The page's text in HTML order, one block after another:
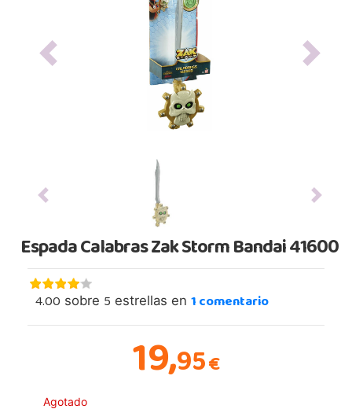
Previous Next
Previous Next
Espada Calabras Zak Storm Bandai 41600
4.00 sobre 5 estrellas en 1comentario
19,95€
Agotado